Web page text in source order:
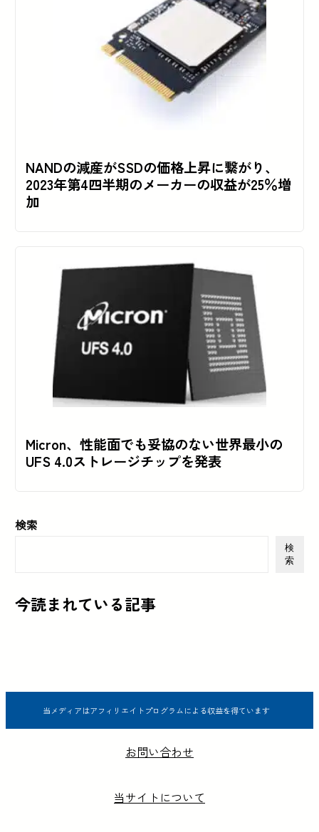
NANDの減産がSSDの価格上昇に繋がり、
2023年第4四半期のメーカーの収益が25％増
加
Micron、性能面でも妥協のない世界最小の
UFS 4.0ストレージチップを発表
検索
検
索
今読まれている記事
当メディアはアフィリエイトプログラムによる収益を得ています
お問い合わせ
当サイトについて